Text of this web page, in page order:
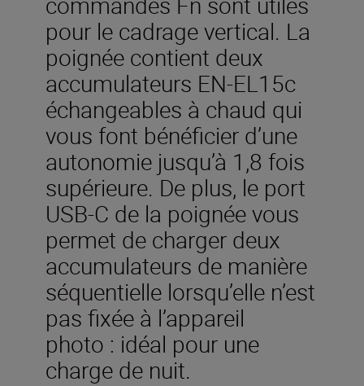
pour le cadrage vertical. La
poignée contient deux
accumulateurs EN-EL15c
échangeables à chaud qui
vous font bénéficier d’une
autonomie jusqu’à 1,8 fois
supérieure. De plus, le port
USB-C de la poignée vous
permet de charger deux
accumulateurs de manière
séquentielle lorsqu’elle n’est
pas fixée à l’appareil
photo : idéal pour une
charge de nuit.